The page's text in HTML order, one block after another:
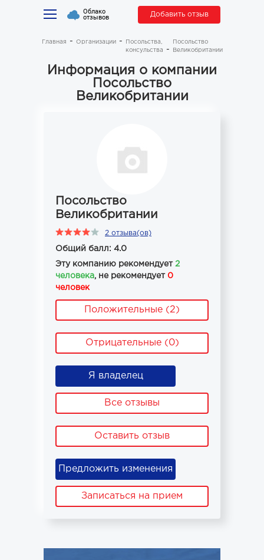
Облако
отзывов Добавить отзыв
Главная Организации
Посольства,
консульства
Посольство
Великобритании
Информация о компании
Посольство
Великобритании
Посольство
Великобритании
2 отзыва(ов)
Общий балл: 4.0
Эту компанию рекомендует 2
человека, не рекомендует 0
человек
Положительные (2)
Отрицательные (0)
Я владелец
Все отзывы
Оставить отзыв
Предложить изменения
Записаться на прием